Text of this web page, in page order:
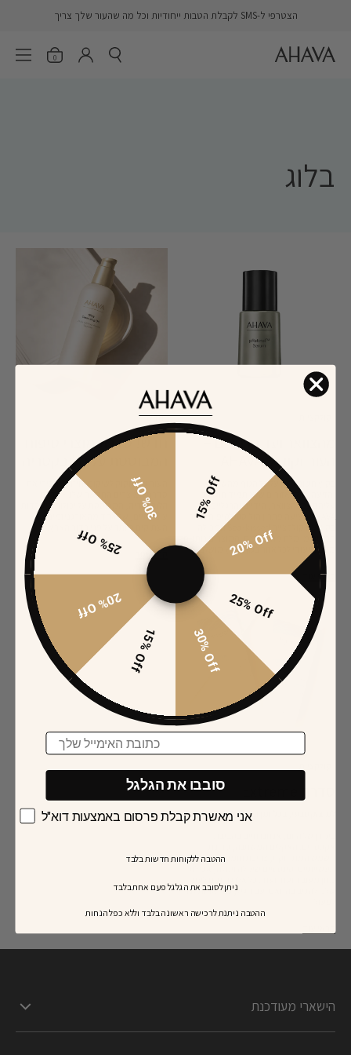
הצטרפי ל-SMS לקבלת הטבות ייחודיות וכל מה שהעור שלך צריך
פתח חיפוש פתיחת0 פתח
בלוג
מהצוואר ועד הרגליים –
העור זקוק ל-AHAVA
בקיץ חשוב להגן על כל הגוף מהשמש
והזיעה, כולל אזורים שלא תמיד חושבים
עליהם כמו הצוואר, הידיים והרגליים.
AHAVA מציעה פתרון הוליסטי לטיפוח העור
בקיץ עם קולקציית Sea-kissed המכילה
תמצית מי מלח מהים המת. המוצרים נותנים
מענה ייעודי לכל אזור בגוף לקיץ מושלם.
קראי עוד
חדש
חדש! סדרת מוצרי טיפוח
המבוססת על הלובקטריה
העור שלך זקוק לשיקום וחיזוק? הכירי את
סדרת המוצרים החדשה שלנו- סדרת
הלובקטריה,
המבוססת על יכולות הישרדות
עוצמתיים, של אחד מהאורגניזמים
העתיקים ביותר על פני כדור הארץ.
קראי עוד
למיצוק טבעי, בכל זמן ובכל מקום
השמש המתחזקת, צריכת חומרים
שלנו להגיב בהתאם ועם הגיל, גם לאותת לנו
הישארי מעודכנת
15% Off
20% Off
25% Off
30% Off
15% Off
20% Off
25% Off
30% Off
Email
סובבו את הגלגל
אני מאשרת קבלת פרסום באמצעות דוא"ל
ההטבה ללקוחות חדשות בלבד
ניתן לסובב את הגלגל פעם אחת בלבד
​ההטבה ניתנת לרכישה ראשונה בלבד וללא כפל הנחות